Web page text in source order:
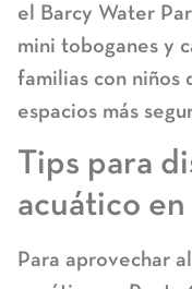
el Barcy Water
mini toboganes y
familias con niños
espacios más
Tips para
acuático
Para aprovechar